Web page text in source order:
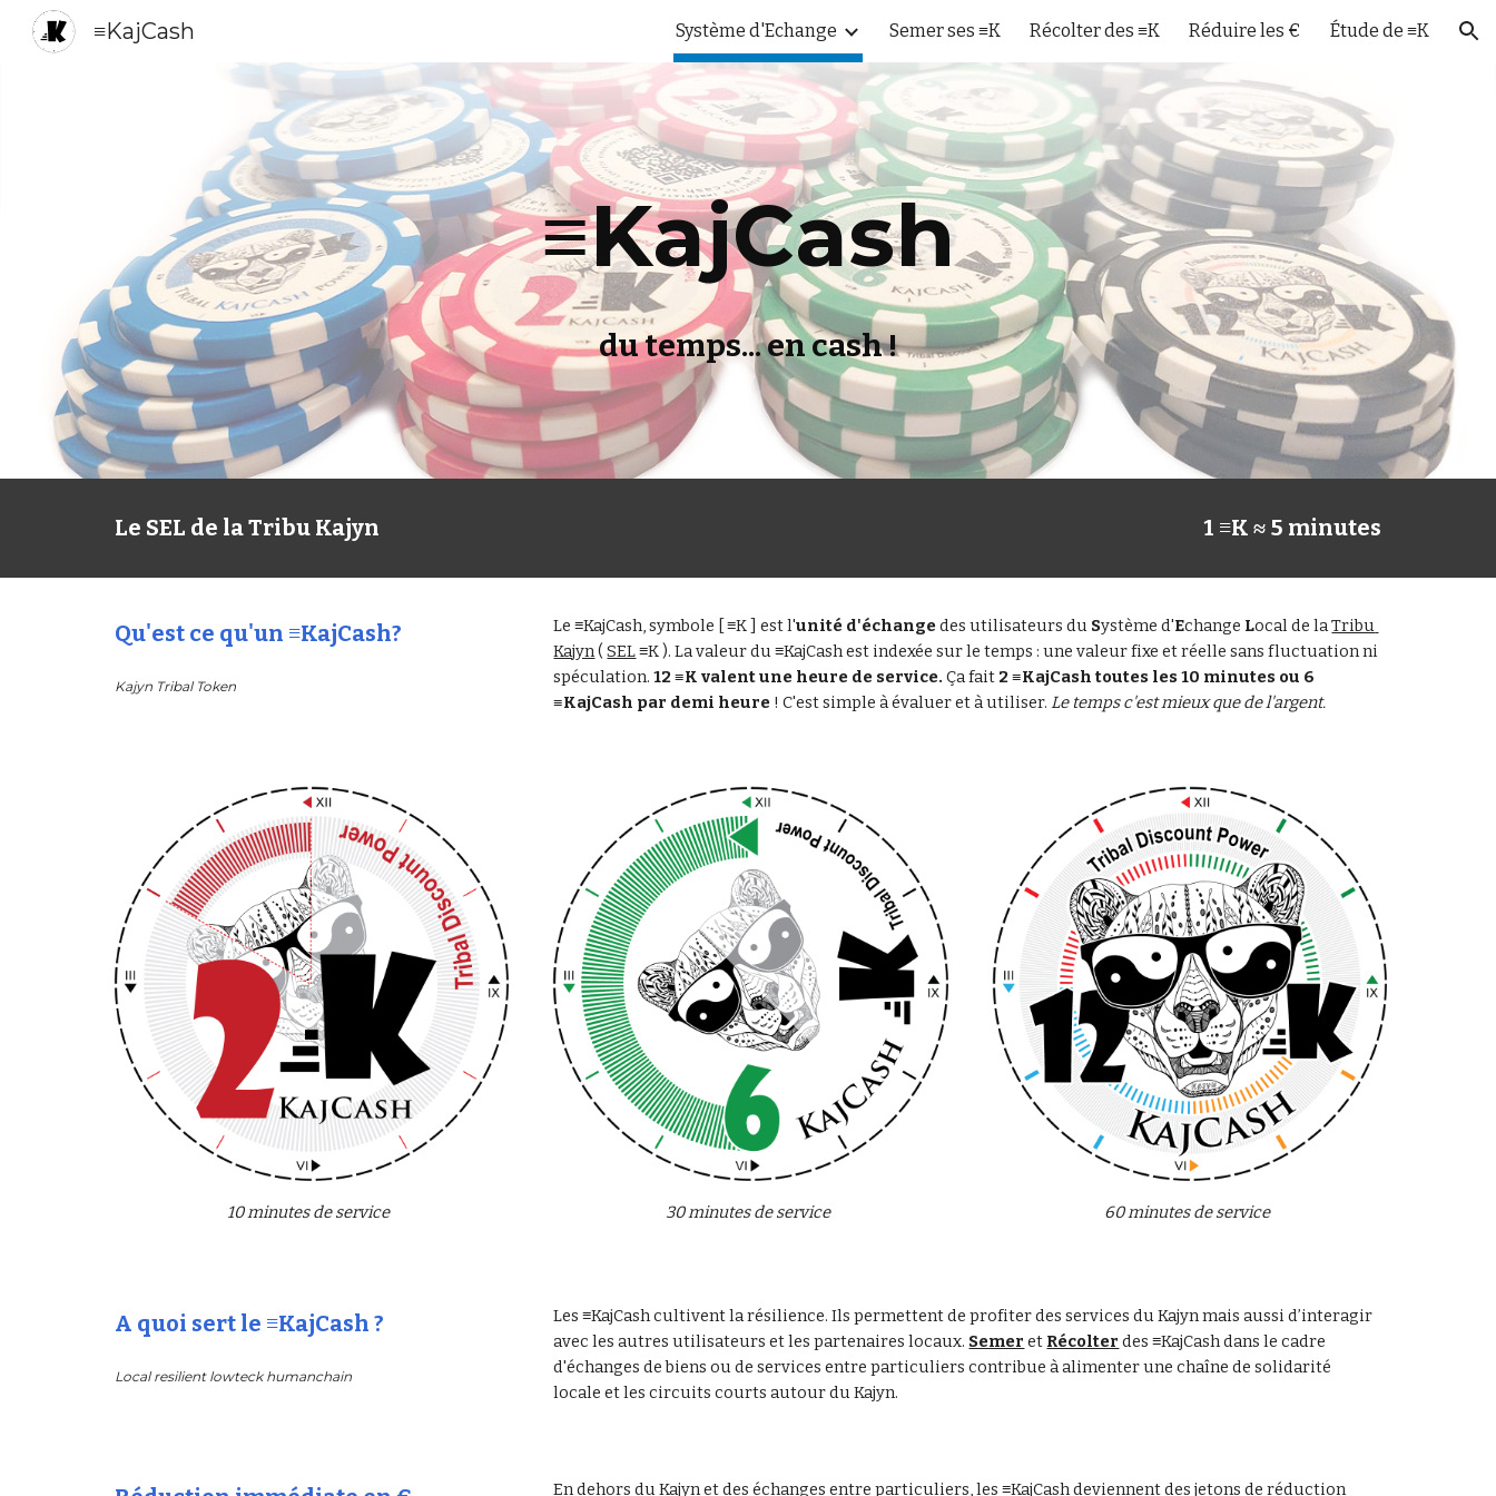
Skip to navigation
≡KajCash Système d'Echange Semer ses ≡K Récolter des ≡K Réduire les € Étude de ≡K
≡KajCash
du temps... en cash !
Le SEL de la Tribu Kajyn 1 ≡K ≈ 5 minutes
Qu'est ce qu'un ≡KajCash?
Kajyn Tribal Token
Le ≡KajCash, symbole [ ≡K ] est l'unité d'échange des utilisateurs du Système d'Echange Local de la Tribu
Kajyn ( SEL ≡K ). La valeur du ≡KajCash est indexée sur le temps : une valeur fixe et réelle sans fluctuation ni
spéculation. 12 ≡K valent une heure de service. Ça fait 2 ≡KajCash toutes les 10 minutes ou 6
≡KajCash par demi heure ! C'est simple à évaluer et à utiliser. Le temps c'est mieux que de l'argent.
10 minutes de service 30 minutes de service 60 minutes de service
A quoi sert le ≡KajCash ?
Local resilient lowteck humanchain
Les ≡KajCash cultivent la résilience. Ils permettent de profiter des services du Kajyn mais aussi d’interagir
avec les autres utilisateurs et les partenaires locaux. Semer et Récolter des ≡KajCash dans le cadre
d'échanges de biens ou de services entre particuliers contribue à alimenter une chaîne de solidarité
locale et les circuits courts autour du Kajyn.
En dehors du Kajyn et des échanges entre particuliers, les ≡KajCash deviennent des jetons de réduction